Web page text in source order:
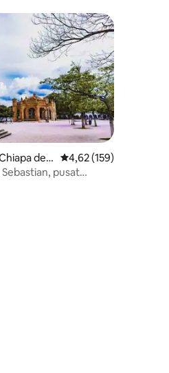
de
Nilai rata-rata 4,62 dari
4,62 (159)
pusat